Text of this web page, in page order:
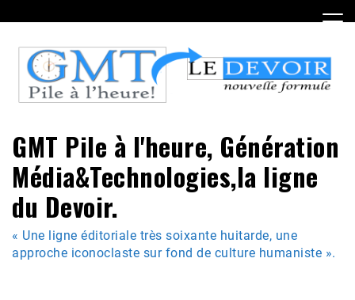
to
content
GMT Pile à l'heure, Génération
Média&Technologies,la ligne
du Devoir.
« Une ligne éditoriale très soixante huitarde, une
approche iconoclaste sur fond de culture humaniste ».